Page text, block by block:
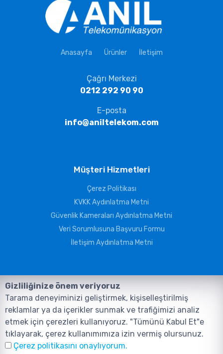
Anasayfa Ürünler İletişim
Çağrı Merkezi
0212 292 90 90
E-posta
info@aniltelekom.com
Müşteri Hizmetleri
Çerez Politikası
KVKK Aydınlatma Metni
Güvenlik Kameraları Aydınlatma Metni
Veri Sorumlusuna Başvuru Formu
İletişim Aydınlatma Metni
©2026, Tüm Hakları ANIL TELEKOMÜNİKASYON GÜVENLİK VE BİLİŞİM
SİSTEMLERİ SAN. TİC. LTD. ŞTİ. aittir.Tasarım ve Yazılım:
Gizliliğinize önem veriyoruz
Tarama deneyiminizi geliştirmek, kişiselleştirilmiş
reklamlar ya da içerikler sunmak ve trafiğimizi analiz
etmek için çerezleri kullanıyoruz. "Tümünü Kabul Et"e
tıklayarak, çerez kullanımımıza izin vermiş olursunuz.
Çerez politikasını onaylıyorum.